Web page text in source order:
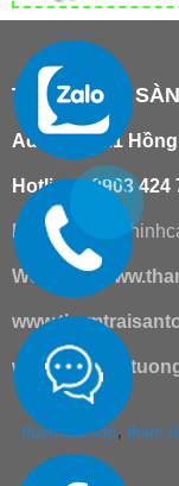
THẢM TRẢI
Add : 181/21
Hotline : 0903
Email :
Website:
thảm trải sàn, thảm